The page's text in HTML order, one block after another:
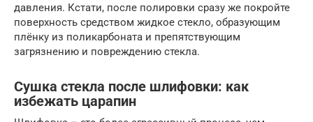
давления. Кстати, после полировки сразу же покройте
поверхность средством жидкое стекло, образующим
плёнку из поликарбоната и препятствующим
загрязнению и повреждению стекла.
Сушка стекла после шлифовки: как
избежать царапин